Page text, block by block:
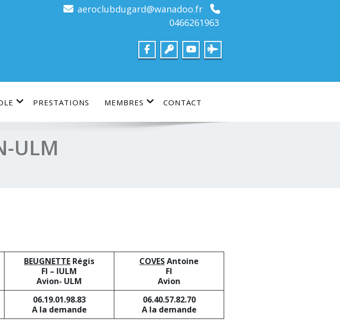
aeroclubdugard@wanadoo.fr
0466261963
PRESTATIONS MEMBRES CONTACT
ULM
BEUGNETTE Régis
FI – IULM
Avion- ULM
COVESAntoine
FI
Avion
06.19.01.98.83
A la demande
06.40.57.82.70
A la demande